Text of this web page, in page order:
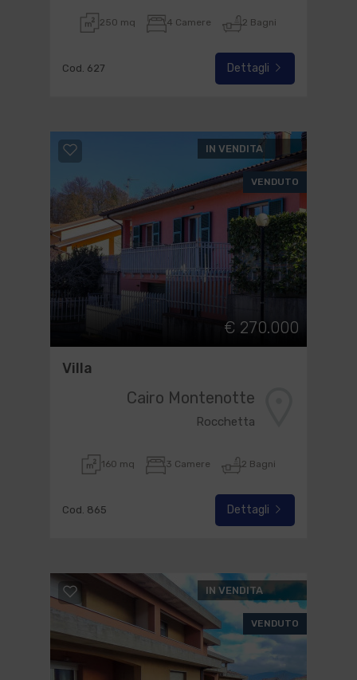
250 mq 4 Camere 2 Bagni
Cod. 627 Dettagli
IN VENDITA
VENDUTO
€ 270.000
Villa
Cairo Montenotte
Rocchetta
160 mq 3 Camere 2 Bagni
Cod. 865 Dettagli
IN VENDITA
VENDUTO